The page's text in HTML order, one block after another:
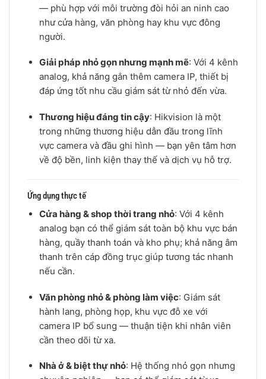
— phù hợp với môi trường đòi hỏi an ninh cao
như cửa hàng, văn phòng hay khu vực đông
người.
Giải pháp nhỏ gọn nhưng mạnh mẽ: Với 4 kênh
analog, khả năng gắn thêm camera IP, thiết bị
đáp ứng tốt nhu cầu giám sát từ nhỏ đến vừa.
Thương hiệu đáng tin cậy: Hikvision là một
trong những thương hiệu dẫn đầu trong lĩnh
vực camera và đầu ghi hình — bạn yên tâm hơn
về độ bền, linh kiện thay thế và dịch vụ hỗ trợ.
Ứng dụng thực tế
Cửa hàng & shop thời trang nhỏ: Với 4 kênh
analog bạn có thể giám sát toàn bộ khu vực bán
hàng, quầy thanh toán và kho phụ; khả năng âm
thanh trên cáp đồng trục giúp tương tác nhanh
nếu cần.
Văn phòng nhỏ & phòng làm việc: Giám sát
hành lang, phòng họp, khu vực đỗ xe với
camera IP bổ sung — thuận tiện khi nhân viên
cần theo dõi từ xa.
Nhà ở & biệt thự nhỏ: Hệ thống nhỏ gọn nhưng